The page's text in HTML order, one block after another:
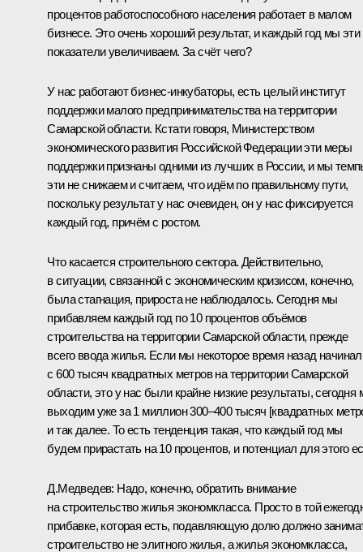
процентов работоспособного населения работает в малом
бизнесе. Это очень хороший результат, и каждый год мы эти
показатели увеличиваем. За счёт чего?
У нас работают бизнес-инкубаторы, есть целый институт
поддержки малого предпринимательства на территории
Самарской области. Кстати говоря, Министерством
экономического развития Российской Федерации эти меры
поддержки признаны одними из лучших в России, и мы
эти не снижаем и считаем, что идём по правильному пути,
поскольку результат у нас очевиден, он у нас фиксируется
каждый год, причём с ростом.
Что касается строительного сектора. Действительно,
в ситуации, связанной с экономическим кризисом, конечно,
была стагнация, прироста не наблюдалось. Сегодня мы
прибавляем каждый год по 10 процентов объёмов
строительства на территории Самарской области, прежде
всего ввода жилья. Если мы некоторое время назад
с 600 тысяч квадратных метров на территории Самарской
области, это у нас были крайне низкие результаты, сегодня
выходим уже за 1 миллион 300–400 тысяч [квадратных
и так далее. То есть тенденция такая, что каждый год мы
будем прирастать на 10 процентов, и потенциал для этого
Д.Медведев: Надо, конечно, обратить внимание
на строительство жилья экономкласса. Просто в той
прибавке, которая есть, подавляющую долю должно
строительство не элитного жилья, а жилья экономкласса,